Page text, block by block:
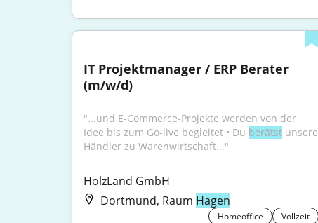
IT Projektmanager / ERP Berater
(m/w/d)
"...und E-Commerce-Projekte werden von der
Idee bis zum Go-live begleitet • Du berätst unsere
Händler zu Warenwirtschaft..."
HolzLand GmbH
Dortmund, Raum Hagen
Homeoffice Vollzeit